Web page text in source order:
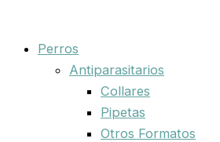
Perros
Antiparasitarios
Collares
Pipetas
Otros Formatos